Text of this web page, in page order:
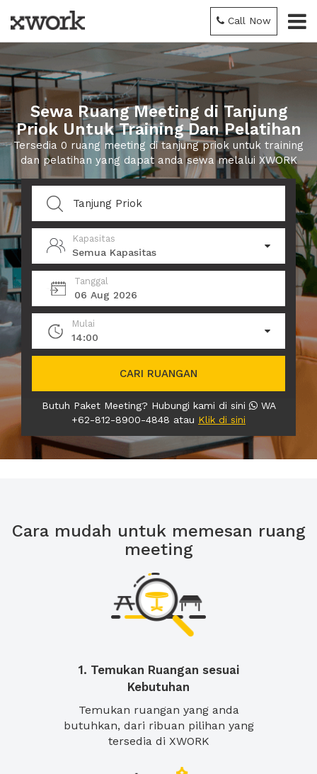
Call Now
Sewa Ruang Meeting di Tanjung
Priok Untuk Training Dan Pelatihan
Tersedia 0 ruang meeting di tanjung priok untuk training
dan pelatihan yang dapat anda sewa melalui XWORK
Kapasitas
Semua Kapasitas
Tanggal
06 Aug 2026
Mulai
14:00
CARI RUANGAN
Butuh Paket Meeting? Hubungi kami di sini
WA
+62-812-8900-4848 atau Klik di sini
Cara mudah untuk memesan ruang
meeting
1. Temukan Ruangan sesuai
Kebutuhan
Temukan ruangan yang anda
butuhkan, dari ribuan pilihan yang
tersedia di XWORK